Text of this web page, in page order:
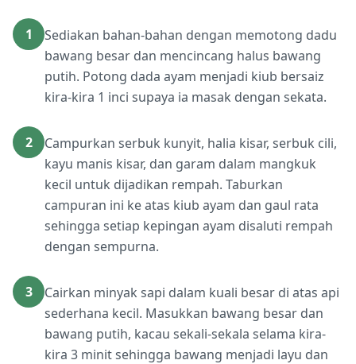
1
Sediakan bahan-bahan dengan memotong dadu
bawang besar dan mencincang halus bawang
putih. Potong dada ayam menjadi kiub bersaiz
kira-kira 1 inci supaya ia masak dengan sekata.
2
Campurkan serbuk kunyit, halia kisar, serbuk cili,
kayu manis kisar, dan garam dalam mangkuk
kecil untuk dijadikan rempah. Taburkan
campuran ini ke atas kiub ayam dan gaul rata
sehingga setiap kepingan ayam disaluti rempah
dengan sempurna.
3
Cairkan minyak sapi dalam kuali besar di atas api
sederhana kecil. Masukkan bawang besar dan
bawang putih, kacau sekali-sekala selama kira-
kira 3 minit sehingga bawang menjadi layu dan